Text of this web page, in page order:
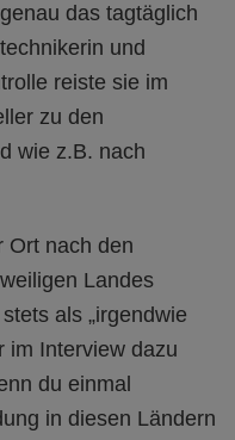
das tagtäglich
und
reiste sie im
zu den
wie z.B. nach
Ort nach den
Landes
als „irgendwie
im Interview dazu
du einmal
in diesen Ländern